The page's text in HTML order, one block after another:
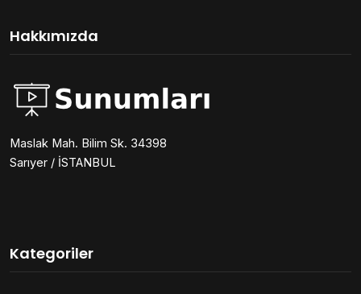
Hakkımızda
Maslak Mah. Bilim Sk. 34398
Sarıyer / İSTANBUL
Kategoriler